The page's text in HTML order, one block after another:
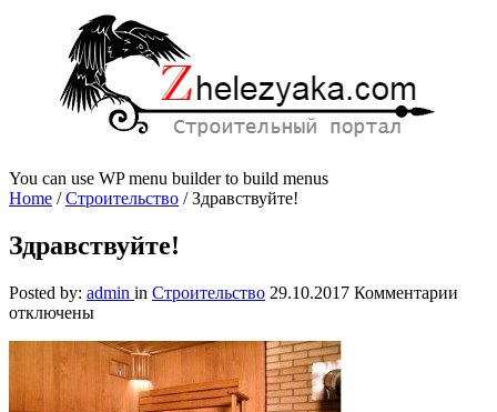
You can use WP menu builder to build menus
Home /Строительство /Здравствуйте!
Здравствуйте!
Posted by: admin in Строительство 29.10.2017 Комментарии
отключены